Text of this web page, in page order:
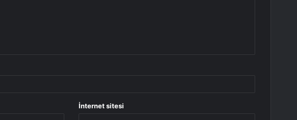
İnternet sitesi